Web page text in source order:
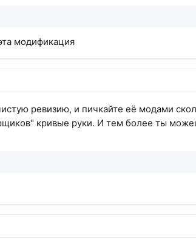
модификация
ревизию, и пичкайте её модами
кривые руки. И тем более ты